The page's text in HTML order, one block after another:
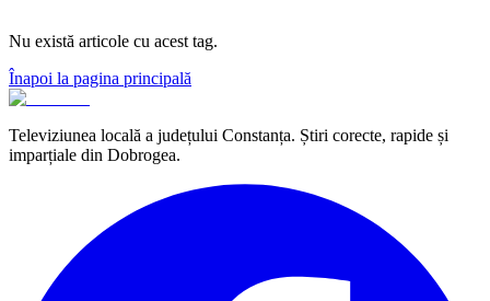
Nu există articole cu acest tag.
Înapoi la pagina principală
Televiziunea locală a județului Constanța. Știri corecte, rapide și
imparțiale din Dobrogea.